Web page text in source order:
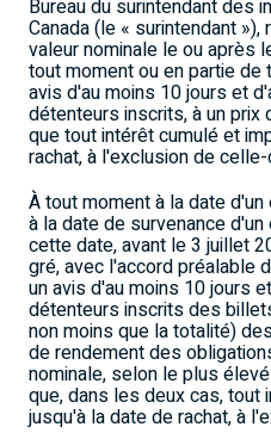
Bureau du surintendant des
Canada(le « surintendant
valeur nominale le ou après
tout moment ou en partie de
avis d'au moins 10 jours et
détenteurs inscrits, à un prix
que tout intérêt cumulé et
rachat, à l'exclusion de celle-
À tout moment à la date
à la date de survenance
cette date, avant le 3 juillet
gré, avec l'accord préalable
un avis d'au moins 10 jours
détenteurs inscrits des
non moins que la totalité)
de rendement des
nominale, selon le plus
que, dans les deux cas, tout
jusqu'à la date de rachat, à